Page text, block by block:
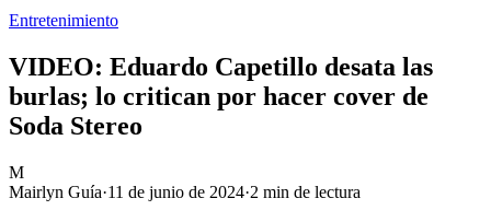
Entretenimiento
VIDEO: Eduardo Capetillo desata las
burlas; lo critican por hacer cover de
Soda Stereo
M
Mairlyn Guía·11 de junio de 2024·2 min de lectura